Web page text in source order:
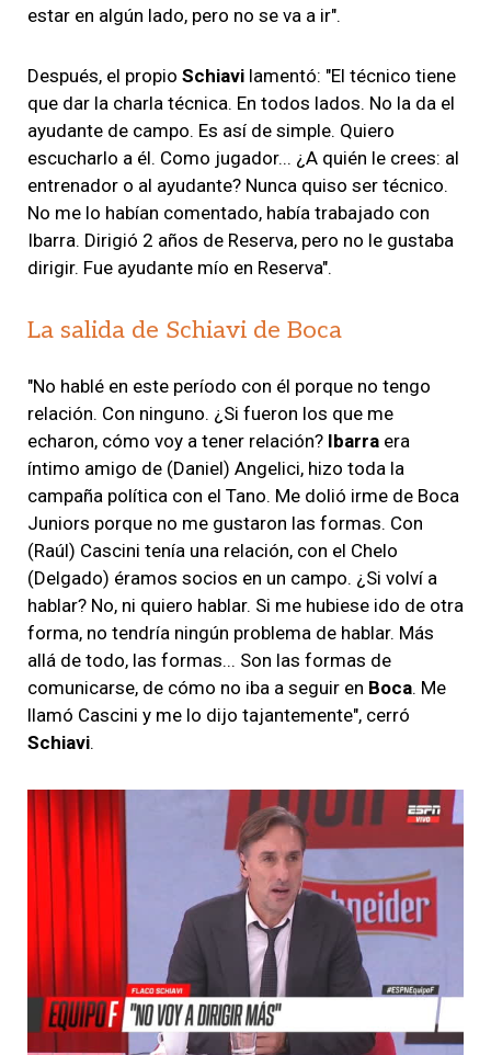
estar en algún lado, pero no se va a ir".
Después, el propio Schiavi lamentó: "El técnico tiene
que dar la charla técnica. En todos lados. No la da el
ayudante de campo. Es así de simple. Quiero
escucharlo a él. Como jugador... ¿A quién le crees: al
entrenador o al ayudante? Nunca quiso ser técnico.
No me lo habían comentado, había trabajado con
Ibarra. Dirigió 2 años de Reserva, pero no le gustaba
dirigir. Fue ayudante mío en Reserva".
La salida de Schiavi de Boca
"No hablé en este período con él porque no tengo
relación. Con ninguno. ¿Si fueron los que me
echaron, cómo voy a tener relación? Ibarra era
íntimo amigo de (Daniel) Angelici, hizo toda la
campaña política con el Tano. Me dolió irme de Boca
Juniors porque no me gustaron las formas. Con
(Raúl) Cascini tenía una relación, con el Chelo
(Delgado) éramos socios en un campo. ¿Si volví a
hablar? No, ni quiero hablar. Si me hubiese ido de otra
forma, no tendría ningún problema de hablar. Más
allá de todo, las formas... Son las formas de
comunicarse, de cómo no iba a seguir en Boca. Me
llamó Cascini y me lo dijo tajantemente", cerró
Schiavi.